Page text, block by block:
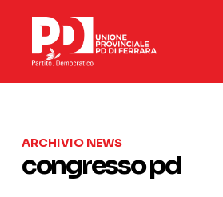
ARCHIVIO NEWS
congresso pd